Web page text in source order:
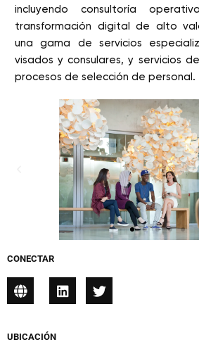
incluyendo consultoría
transformación digital de alto
una gama de servicios
visados y consulares, y servicios
procesos de selección de personal.
UBICACIÓN
CONECTAR